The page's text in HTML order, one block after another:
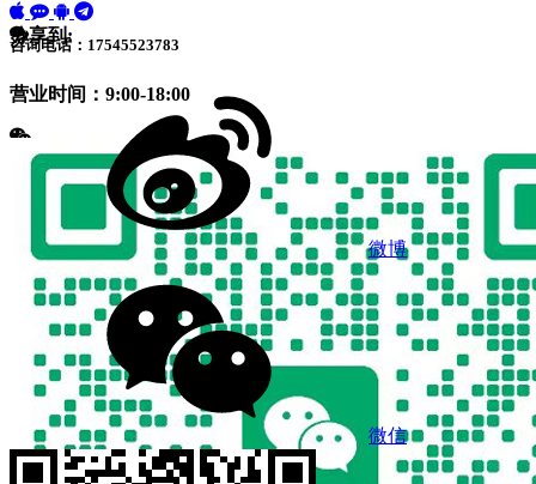
咨询电话：17545523783
营业时间：9:00-18:00
分享到:
微博
微信